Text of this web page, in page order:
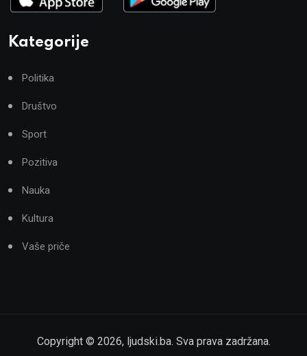
Kategorije
Politika
Društvo
Sport
Pozitiva
Nauka
Kultura
Vaše priče
Copyright © 2026, ljudski.ba. Sva prava zadržana.